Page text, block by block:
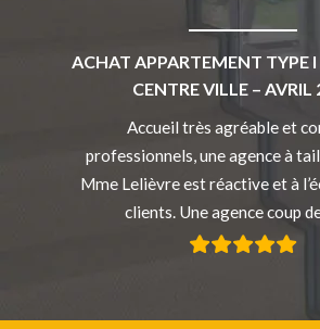
ACHAT APPARTEMENT TYPE I
CENTRE VILLE – AVRIL
Accueil très agréable et
professionnels, une agence à
Mme Lelièvre est réactive et à
clients. Une agence coup